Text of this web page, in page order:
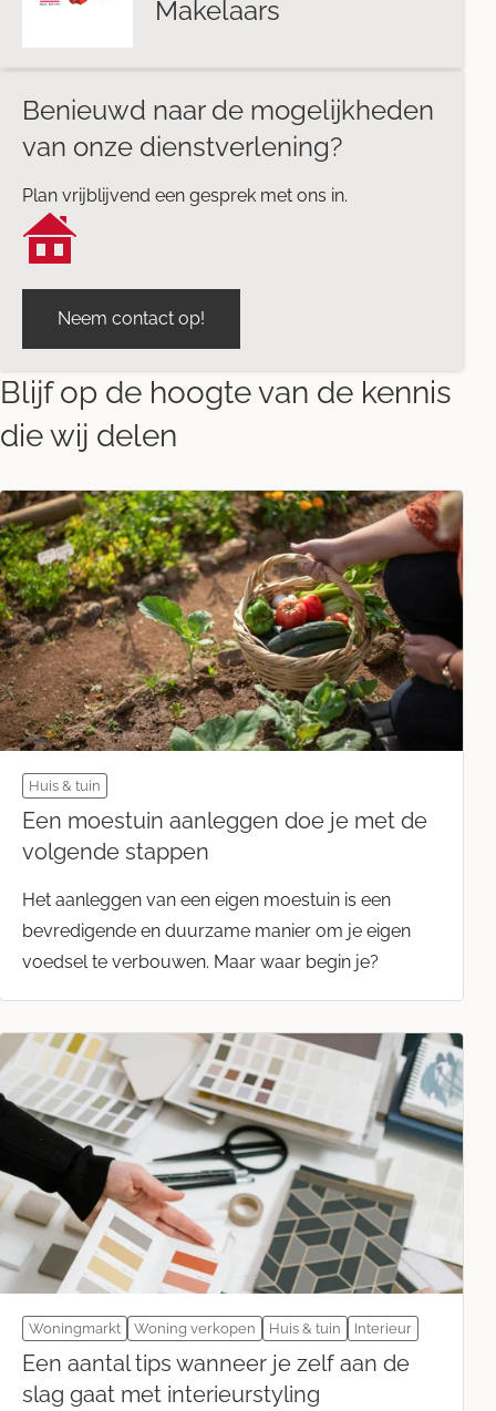
Makelaars
Benieuwd naar de mogelijkheden
van onze dienstverlening?
Plan vrijblijvend een gesprek met ons in.
Neem contact op!
Blijf op de hoogte van de kennis
die wij delen
Huis & tuin
Een moestuin aanleggen doe je met de
volgende stappen
Het aanleggen van een eigen moestuin is een
bevredigende en duurzame manier om je eigen
voedsel te verbouwen. Maar waar begin je?
Woningmarkt Woning verkopen Huis & tuin Interieur
Een aantal tips wanneer je zelf aan de
slag gaat met interieurstyling